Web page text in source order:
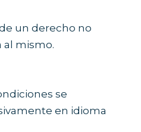
un derecho no
al mismo.
se
en idioma